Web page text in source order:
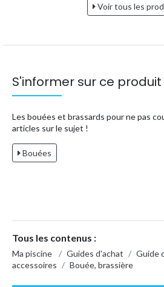
Voir tous les
S'informer sur ce produit
Les bouées et brassards pour ne pas
articles sur le sujet !
Bouées
Tous les contenus :
Ma piscine / Guides d'achat / Guide
accessoires / Bouée, brassière